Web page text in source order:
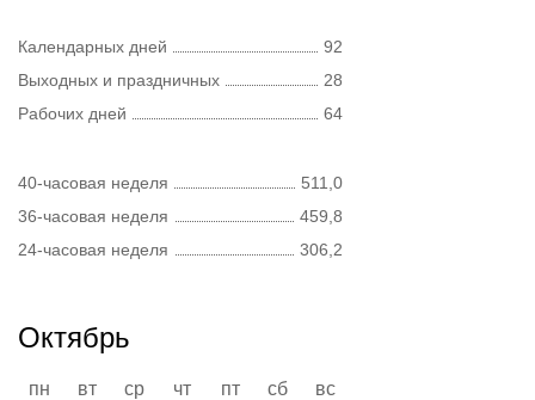
Календарных дней
92
Выходных и праздничных
28
Рабочих дней
64
40-часовая неделя
511,0
36-часовая неделя
459,8
24-часовая неделя
306,2
Октябрь
пн вт ср чт пт сб
вс